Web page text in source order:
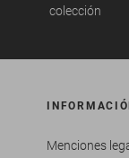
colección
Menciones